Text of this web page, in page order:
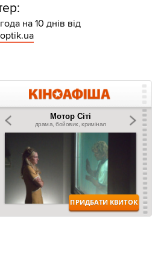
на 10 днів від